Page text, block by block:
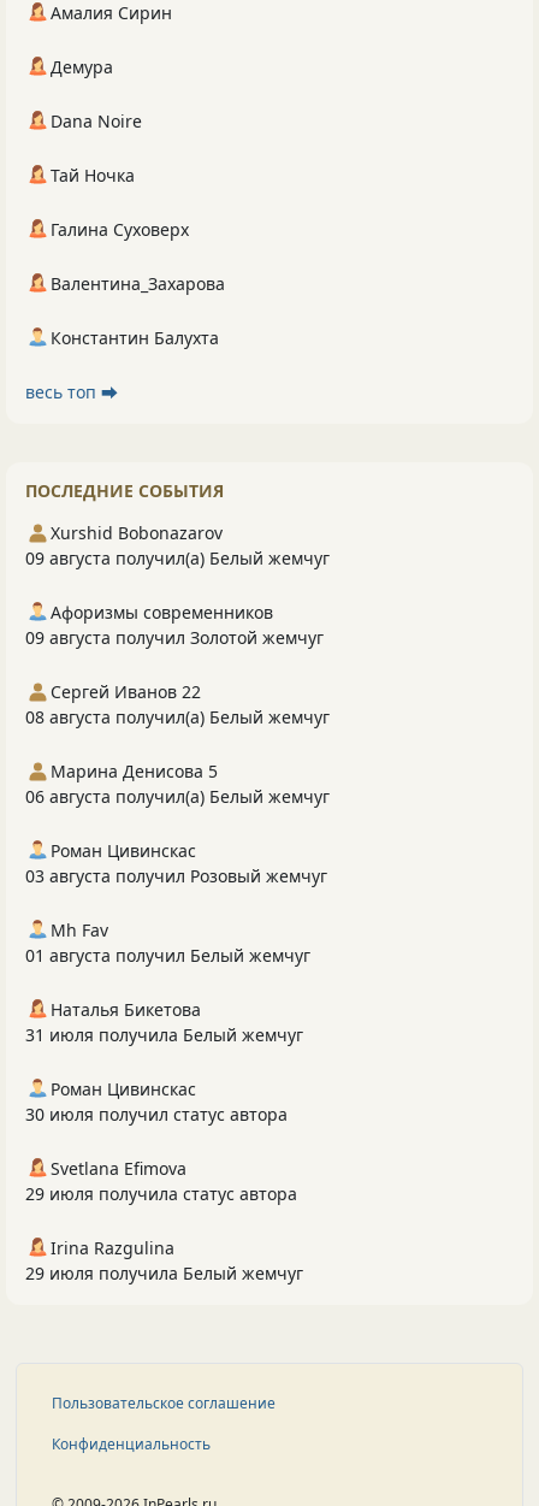
Амалия Сирин
Демура
Dana Noire
Тай Ночка
Галина Суховерх
Валентина_Захарова
Константин Балухта
весь топ ⮕
ПОСЛЕДНИЕ СОБЫТИЯ
Xurshid Bobonazarov
09 августа получил(а) Белый жемчуг
Афоризмы современников
09 августа получил Золотой жемчуг
Сергей Иванов 22
08 августа получил(а) Белый жемчуг
Марина Денисова 5
06 августа получил(а) Белый жемчуг
Роман Цивинскас
03 августа получил Розовый жемчуг
Mh Fav
01 августа получил Белый жемчуг
Наталья Бикетова
31 июля получила Белый жемчуг
Роман Цивинскас
30 июля получил статус автора
Svetlana Efimova
29 июля получила статус автора
Irina Razgulina
29 июля получила Белый жемчуг
Пользовательское соглашение
Конфиденциальность